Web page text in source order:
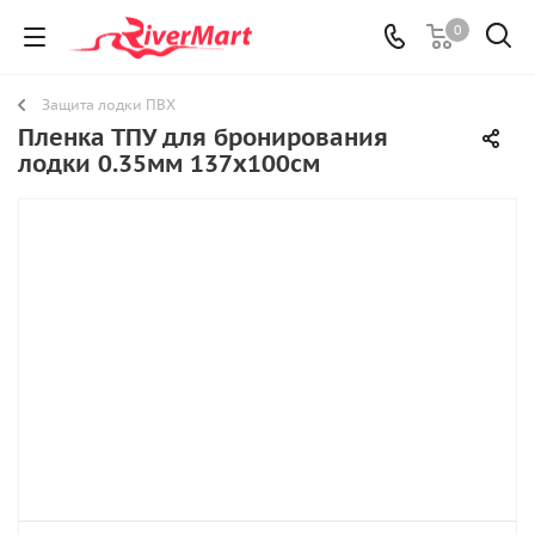
0
Защита лодки ПВХ
Пленка ТПУ для бронирования
лодки 0.35мм 137х100см